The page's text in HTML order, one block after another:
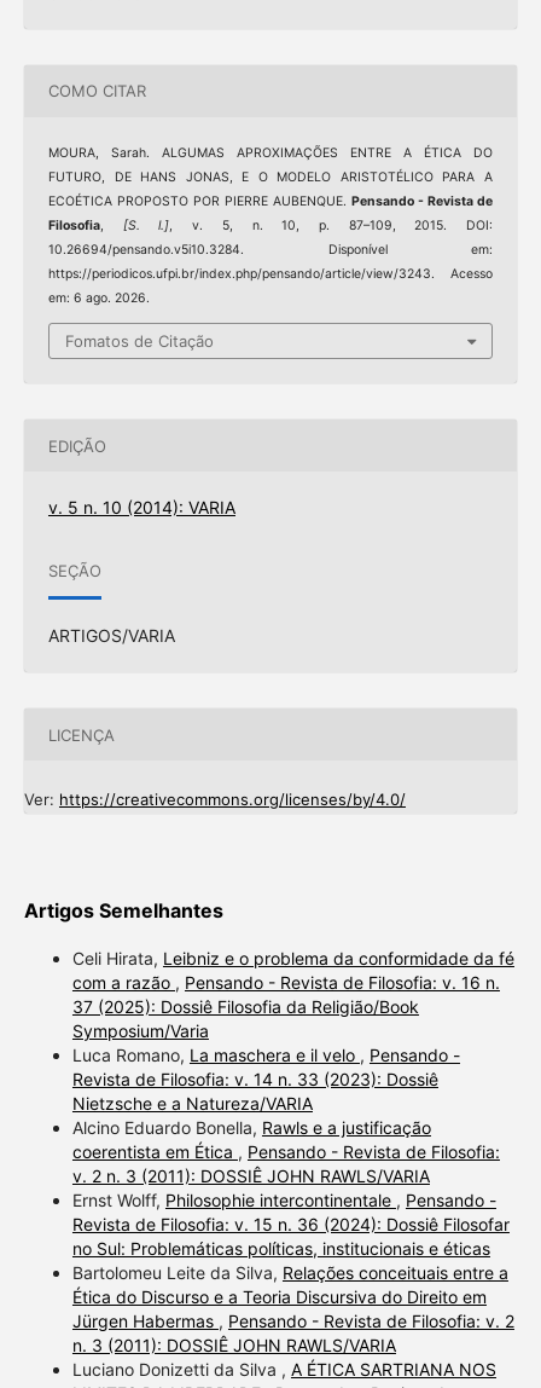
COMO CITAR
MOURA, Sarah. ALGUMAS APROXIMAÇÕES ENTRE A ÉTICA DO
FUTURO, DE HANS JONAS, E O MODELO ARISTOTÉLICO PARA A
ECOÉTICA PROPOSTO POR PIERRE AUBENQUE.Pensando - Revista de
Filosofia, [S. l.] , v. 5, n. 10, p. 87–109, 2015. DOI:
10.26694/pensando.v5i10.3284. Disponível em:
https://periodicos.ufpi.br/index.php/pensando/article/view/3243. Acesso
em: 6 ago. 2026.
Fomatos de Citação
EDIÇÃO
v. 5 n. 10 (2014): VARIA
SEÇÃO
ARTIGOS/VARIA
LICENÇA
Ver: https://creativecommons.org/licenses/by/4.0/
Artigos Semelhantes
Celi Hirata, Leibniz e o problema da conformidade da fé
com a razão , Pensando - Revista de Filosofia: v. 16 n.
37 (2025): Dossiê Filosofia da Religião/Book
Symposium/Varia
Luca Romano, La maschera e il velo , Pensando -
Revista de Filosofia: v. 14 n. 33 (2023): Dossiê
Nietzsche e a Natureza/VARIA
Alcino Eduardo Bonella, Rawls e a justificação
coerentista em Ética , Pensando - Revista de Filosofia:
v. 2 n. 3 (2011): DOSSIÊ JOHN RAWLS/VARIA
Ernst Wolff, Philosophie intercontinentale , Pensando -
Revista de Filosofia: v. 15 n. 36 (2024): Dossiê Filosofar
no Sul: Problemáticas políticas, institucionais e éticas
Bartolomeu Leite da Silva, Relações conceituais entre a
Ética do Discurso e a Teoria Discursiva do Direito em
Jürgen Habermas , Pensando - Revista de Filosofia: v. 2
n. 3 (2011): DOSSIÊ JOHN RAWLS/VARIA
Luciano Donizetti da Silva , A ÉTICA SARTRIANA NOS